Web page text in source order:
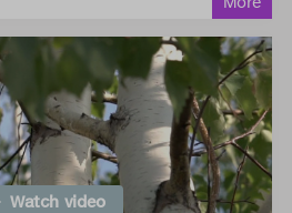
Watch video